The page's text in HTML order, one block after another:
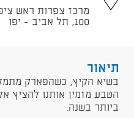
מרכז צפרות ראש
100, תל אביב - יפו
תיאור
בשיא הקיץ, כשהפארק
הטבע מזמין אותנו להציץ
ביותר בשנה.